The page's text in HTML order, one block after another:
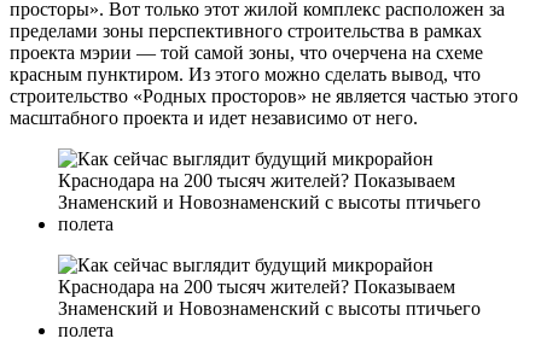
просторы». Вот только этот жилой комплекс расположен за
пределами зоны перспективного строительства в рамках
проекта мэрии — той самой зоны, что очерчена на схеме
красным пунктиром. Из этого можно сделать вывод, что
строительство «Родных просторов» не является частью этого
масштабного проекта и идет независимо от него.